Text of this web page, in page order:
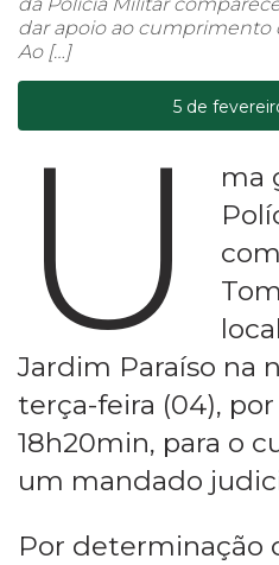
dar apoio ao cumprimento
Ao […]
5 de
U
ma
Jardim Paraíso na
terça-feira (04),
18h20min, para o
um mandado
Por determinação